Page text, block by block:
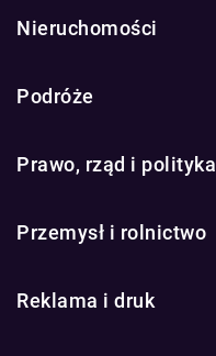
Nieruchomości
Podróże
Prawo, rząd i polityka
Przemysł i rolnictwo
Reklama i druk